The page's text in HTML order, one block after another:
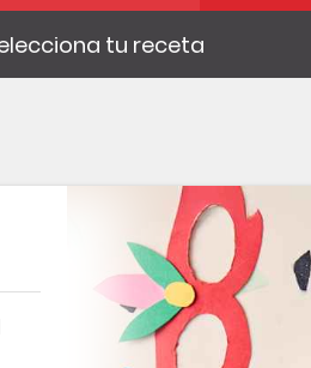
tu receta